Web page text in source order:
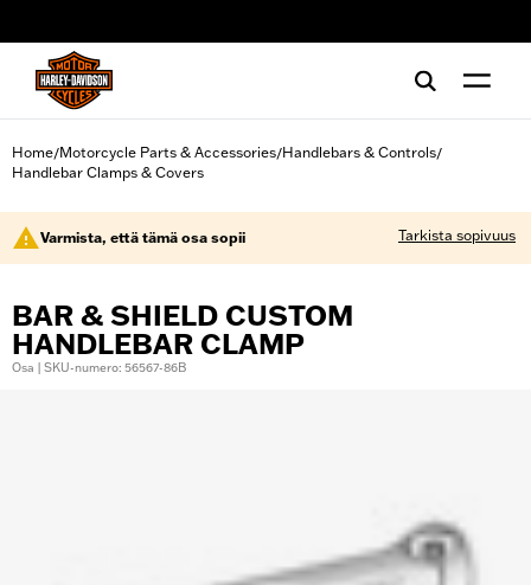
Home/Motorcycle Parts & Accessories/Handlebars & Controls/
Handlebar Clamps & Covers
Varmista, että tämä osa sopii Tarkista sopivuus
BAR & SHIELD CUSTOM
HANDLEBAR CLAMP
Osa | SKU-numero: 56567-86B